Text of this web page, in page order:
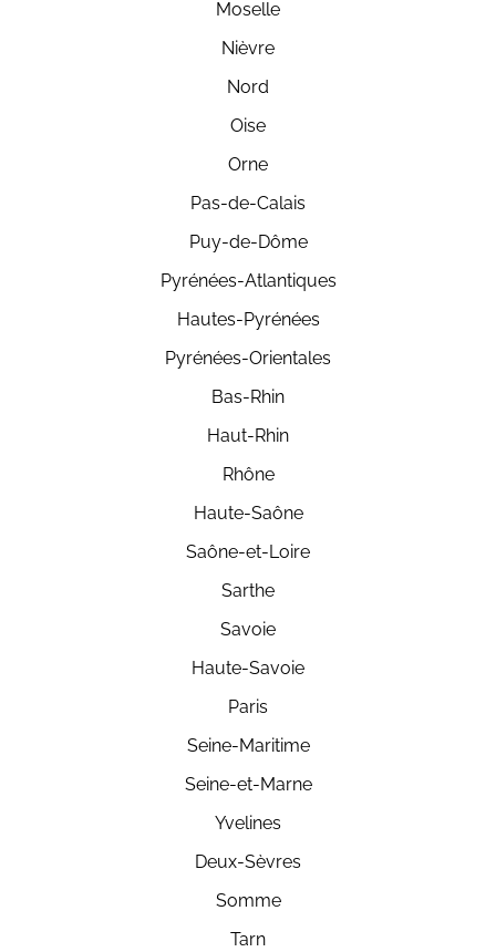
Moselle
Nièvre
Nord
Oise
Orne
Pas-de-Calais
Puy-de-Dôme
Pyrénées-Atlantiques
Hautes-Pyrénées
Pyrénées-Orientales
Bas-Rhin
Haut-Rhin
Rhône
Haute-Saône
Saône-et-Loire
Sarthe
Savoie
Haute-Savoie
Paris
Seine-Maritime
Seine-et-Marne
Yvelines
Deux-Sèvres
Somme
Tarn